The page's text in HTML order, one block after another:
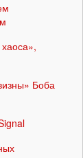
Боба